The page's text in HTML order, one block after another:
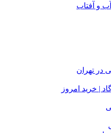
و آفتاب
در تهران
| خرید امروز